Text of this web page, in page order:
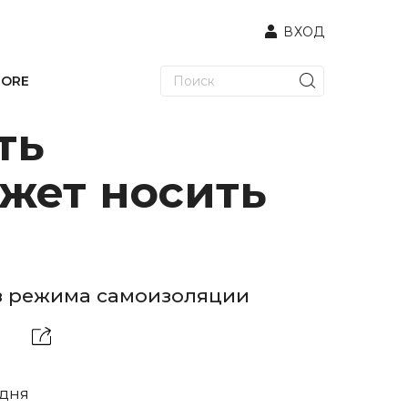
ВХОД
носить
режима самоизоляции